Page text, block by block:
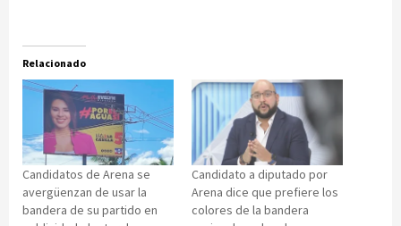
Relacionado
Candidatos de Arena se
avergüenzan de usar la
bandera de su partido en
Candidato a diputado por
Arena dice que prefiere los
colores de la bandera